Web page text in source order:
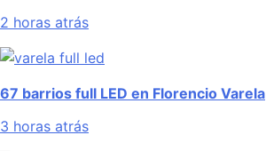
2 horas atrás
67 barrios full LED en Florencio Varela
3 horas atrás